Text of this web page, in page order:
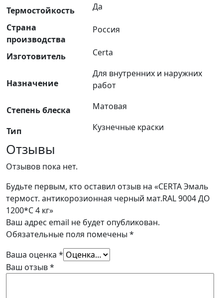
Термостойкость
Да
Страна
производства
Россия
Изготовитель Certa
Назначение
Для внутренних и наружних
работ
Степень блеска Матовая
Тип Кузнечные краски
Отзывы
Отзывов пока нет.
Будьте первым, кто оставил отзыв на «CERTA Эмаль
термост. антикорозионная черный мат.RAL 9004 ДО
1200*С 4 кг»
Ваш адрес email не будет опубликован.
Обязательные поля помечены *
Ваша оценка *
Ваш отзыв*